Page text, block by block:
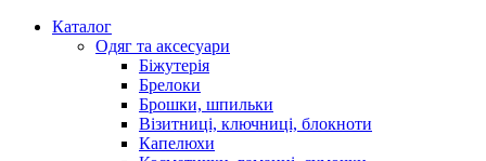
Каталог
Oдяг та аксесуари
Біжутерія
Брелоки
Брошки, шпильки
Візитниці, ключниці, блокноти
Капелюхи